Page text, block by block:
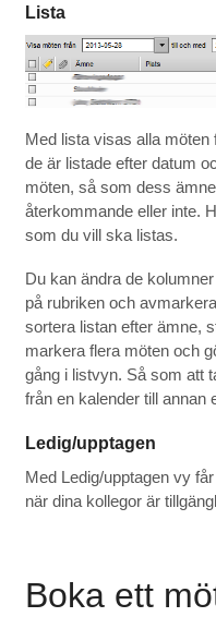
Lista
Med lista visas alla
de är listade efter datum
möten, så som dess
återkommande eller inte.
som du vill ska listas.
Du kan ändra de
på rubriken och
sortera listan efter ämne,
markera flera möten och
gång i listvyn. Så som att
från en kalender till annan
Ledig/upptagen
Med Ledig/upptagen vy
när dina kollegor är
Boka ett